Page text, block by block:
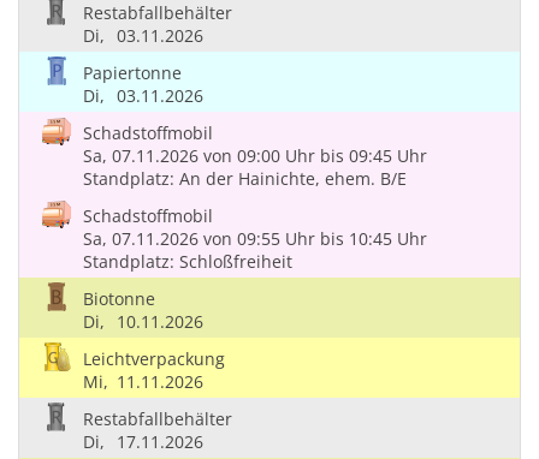
Restabfallbehälter
Di, 03.11.2026
Papiertonne
Di, 03.11.2026
Schadstoffmobil
Sa, 07.11.2026 von 09:00 Uhr bis 09:45 Uhr
Standplatz: An der Hainichte, ehem. B/E
Schadstoffmobil
Sa, 07.11.2026 von 09:55 Uhr bis 10:45 Uhr
Standplatz: Schloßfreiheit
Biotonne
Di,
10.11.2026
Leichtverpackung
Mi, 11.11.2026
Restabfallbehälter
Di,
17.11.2026